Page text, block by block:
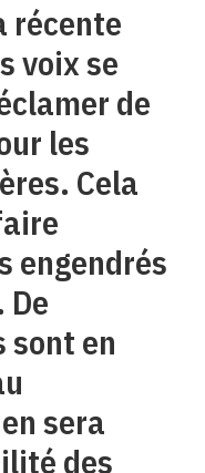
récente
voix se
de
les
Cela
engendrés
sont en
sera
des